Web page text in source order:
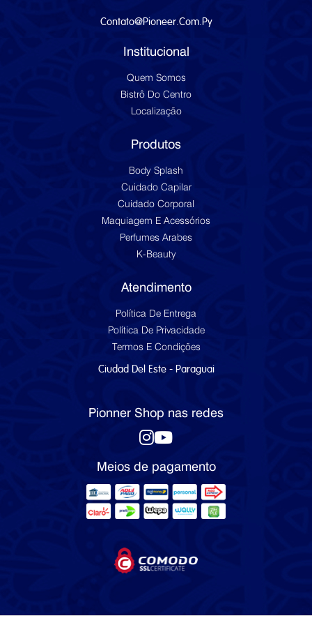
Contato@pioneer.com.py
Institucional
Quem Somos
Bistrô Do Centro
Localização
Produtos
Body Splash
Cuidado Capilar
Cuidado Corporal
Maquiagem E Acessórios
Perfumes Arabes
K-Beauty
Atendimento
Política De Entrega
Política De Privacidade
Termos E Condições
Ciudad Del Este - Paraguai
Pionner Shop nas redes
Meios de pagamento